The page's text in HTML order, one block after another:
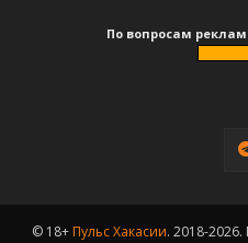
По вопросам
© 18+ Пульс Хакасии. 2018-